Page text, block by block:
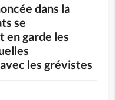
dans la
se
garde les
les grévistes